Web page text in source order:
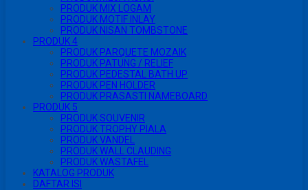
PRODUK MIX LOGAM
PRODUK MOTIF INLAY
PRODUK NISAN TOMBSTONE
PRODUK 4
PRODUK PARQUETE MOZAIK
PRODUK PATUNG / RELIEF
PRODUK PEDESTAL BATH UP
PRODUK PEN HOLDER
PRODUK PRASASTI NAMEBOARD
PRODUK 5
PRODUK SOUVENIR
PRODUK TROPHY PIALA
PRODUK VANDEL
PRODUK WALL CLAUDING
PRODUK WASTAFEL
KATALOG PRODUK
DAFTAR ISI